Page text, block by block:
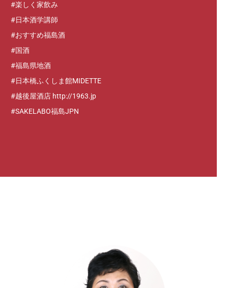
#楽しく家飲み
#日本酒学講師
#おすすめ福島酒
#国酒
#福島県地酒
#日本橋ふくしま館MIDETTE
#越後屋酒店 http://1963.jp
#SAKELABO福島JPN